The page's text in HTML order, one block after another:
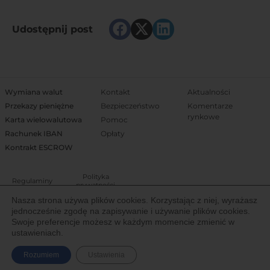
Udostępnij post
Wymiana walut
Przekazy pieniężne
Karta wielowalutowa
Rachunek IBAN
Kontrakt ESCROW
Kontakt
Bezpieczeństwo
Pomoc
Opłaty
Aktualności
Komentarze
rynkowe
Regulaminy
Polityka
prywatności
Właścicielem Trejdoo jest Igoria Trade S.A. notowana na Giełdzie Papierów
Wartościowych w Warszawie (New Connect). Spółka posiada licencję
Komisji Nadzoru Finansowego (IP19/2013) Krajowej Instytucji Płatniczej do
świadczenia usług finansowych na terenie Europejskiego Obszaru
Gospodarczego.
Nasza strona używa plików cookies. Korzystając z niej, wyrażasz
jednocześnie zgodę na zapisywanie i używanie plików cookies.
Swoje preferencje możesz w każdym momencie zmienić w
ustawieniach.
Rozumiem